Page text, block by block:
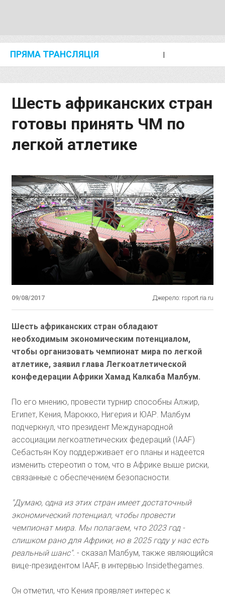
ПРЯМА ТРАНСЛЯЦІЯ I
Шесть африканских стран
готовы принять ЧМ по
легкой атлетике
09/08/2017 Джерело: rsport.ria.ru
Шесть африканских стран обладают
необходимым экономическим потенциалом,
чтобы организовать чемпионат мира по легкой
атлетике, заявил глава Легкоатлетической
конфедерации Африки Хамад Калкаба Малбум.
По его мнению, провести турнир способны Алжир,
Египет, Кения, Марокко, Нигерия и ЮАР. Малбум
подчеркнул, что президент Международной
ассоциации легкоатлетических федераций (IAAF)
Себастьян Коу поддерживает его планы и надеется
изменить стереотип о том, что в Африке выше риски,
связанные с обеспечением безопасности.
"Думаю, одна из этих стран имеет достаточный
экономический потенциал, чтобы провести
чемпионат мира. Мы полагаем, что 2023 год -
слишком рано для Африки, но в 2025 году у нас есть
реальный шанс". - сказал Малбум, также являющийся
вице-президентом IAAF, в интервью Insidethegames.
Он отметил, что Кения проявляет интерес к